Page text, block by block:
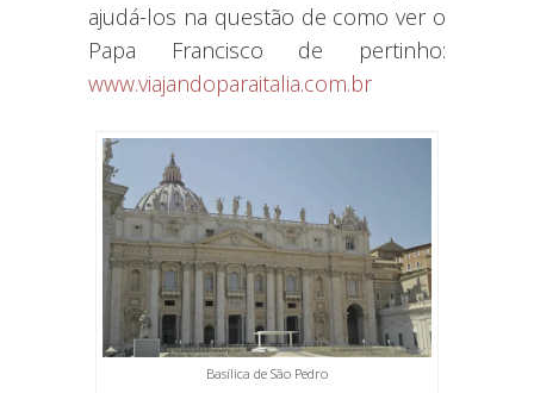
ajudá-los na questão de como ver o
Papa Francisco de pertinho:
www.viajandoparaitalia.com.br
Basílica de São Pedro